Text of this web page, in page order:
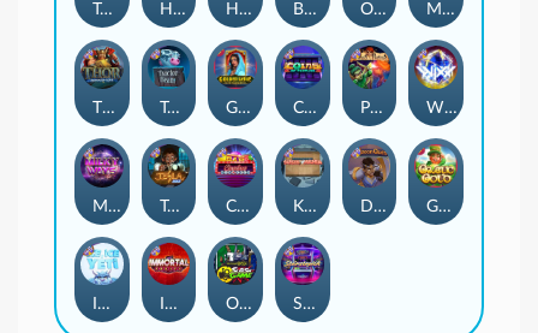
Manhattan Goes Wild
Tractor Beam
Casino Win Spin
Hot Nudge
Starstruck
Tomb of Akhenaten
Golden Genie And The Walking Wilds
Immortal Fruits
Tesla Jolt Dungeon Quest
Coins of Fortune WiXX
Outsourced: Slash Game
Bonus Bunnies
Hot 4 Cash Owls
Milky Ways Gaelic Gold
Kitchen Drama: Sushi Mania
Pixies vs Pirates
Thor: Hammer Time
Ice Ice Yeti